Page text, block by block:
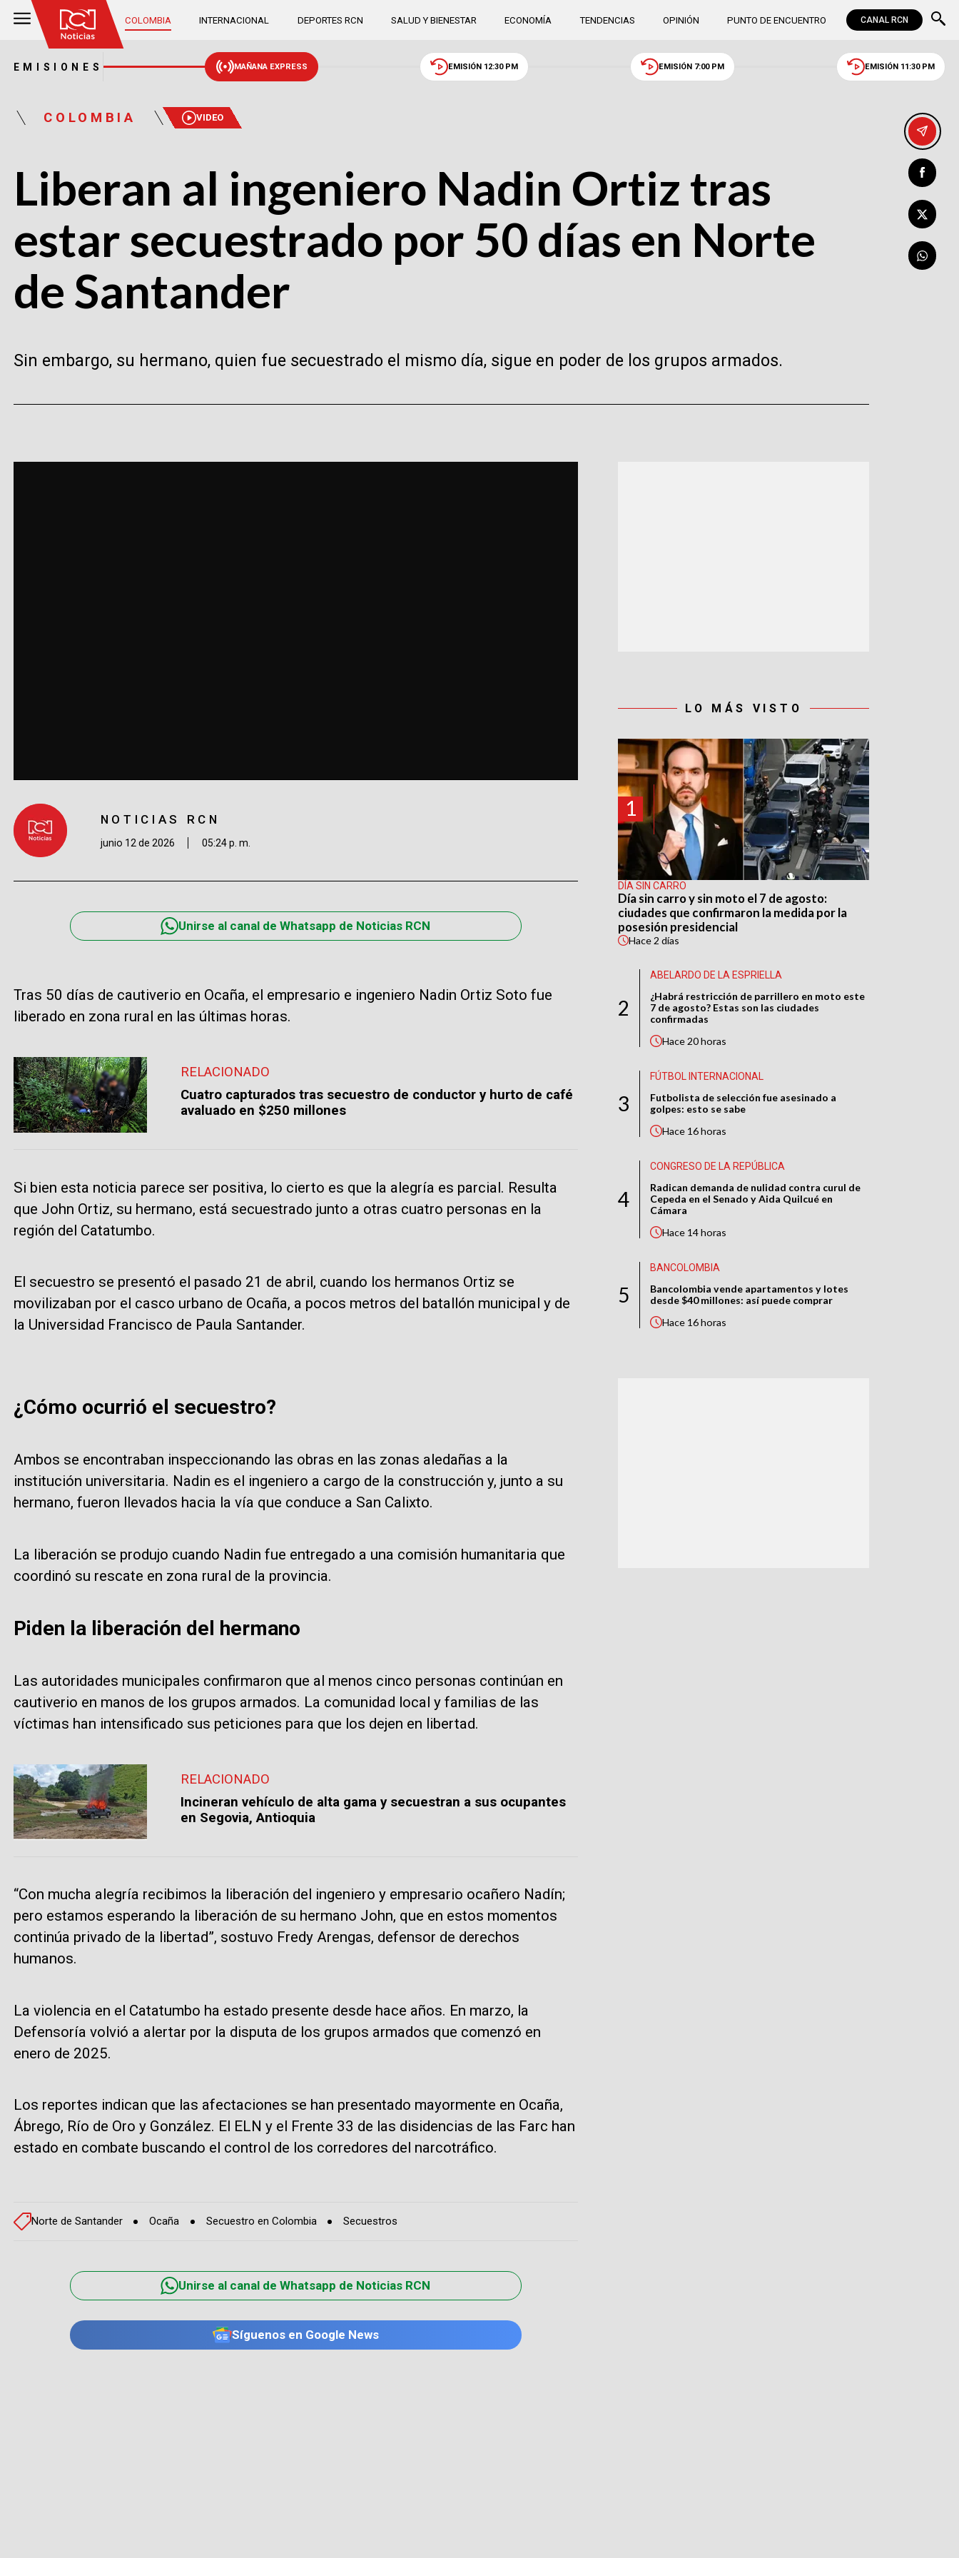
COLOMBIA INTERNACIONAL DEPORTES RCN SALUD Y BIENESTAR ECONOMÍA TENDENCIAS OPINIÓN PUNTO DE ENCUENTRO CANAL RCN
EMISIONES MAÑANA EXPRESS EMISIÓN 12:30 PM EMISIÓN 7:00 PM EMISIÓN 11:30 PM
COLOMBIA VIDEO
Liberan al ingeniero Nadin Ortiz tras
estar secuestrado por 50 días en Norte
de Santander
Sin embargo, su hermano, quien fue secuestrado el mismo día, sigue en poder de los grupos armados.
NOTICIAS RCN
junio 12 de 2026 05:24 p. m.
Unirse al canal de Whatsapp de Noticias RCN
Tras 50 días de cautiverio en Ocaña, el empresario e ingeniero Nadin Ortiz Soto fue
liberado en zona rural en las últimas horas.
RELACIONADO
Cuatro capturados tras secuestro de conductor y hurto de café
avaluado en $250 millones
Si bien esta noticia parece ser positiva, lo cierto es que la alegría es parcial. Resulta
que John Ortiz, su hermano, está secuestrado junto a otras cuatro personas en la
región del Catatumbo.
El secuestro se presentó el pasado 21 de abril, cuando los hermanos Ortiz se
movilizaban por el casco urbano de Ocaña, a pocos metros del batallón municipal y de
la Universidad Francisco de Paula Santander.
¿Cómo ocurrió el secuestro?
Ambos se encontraban inspeccionando las obras en las zonas aledañas a la
institución universitaria. Nadin es el ingeniero a cargo de la construcción y, junto a su
hermano, fueron llevados hacia la vía que conduce a San Calixto.
La liberación se produjo cuando Nadin fue entregado a una comisión humanitaria que
coordinó su rescate en zona rural de la provincia.
Piden la liberación del hermano
Las autoridades municipales confirmaron que al menos cinco personas continúan en
cautiverio en manos de los grupos armados. La comunidad local y familias de las
víctimas han intensificado sus peticiones para que los dejen en libertad.
RELACIONADO
Incineran vehículo de alta gama y secuestran a sus ocupantes
en Segovia, Antioquia
“Con mucha alegría recibimos la liberación del ingeniero y empresario ocañero Nadín;
pero estamos esperando la liberación de su hermano John, que en estos momentos
continúa privado de la libertad”, sostuvo Fredy Arengas, defensor de derechos
humanos.
La violencia en el Catatumbo ha estado presente desde hace años. En marzo, la
Defensoría volvió a alertar por la disputa de los grupos armados que comenzó en
enero de 2025.
Los reportes indican que las afectaciones se han presentado mayormente en Ocaña,
Ábrego, Río de Oro y González. El ELN y el Frente 33 de las disidencias de las Farc han
estado en combate buscando el control de los corredores del narcotráfico.
Norte de Santander Ocaña Secuestro en Colombia Secuestros
Unirse al canal de Whatsapp de Noticias RCN
Síguenos en Google News
LO MÁS VISTO
1
DÍA SIN CARRO
Día sin carro y sin moto el 7 de agosto:
ciudades que confirmaron la medida por la
posesión presidencial
Hace2 días
2
ABELARDO DE LA ESPRIELLA
¿Habrá restricción de parrillero en moto este
7 de agosto? Estas son las ciudades
confirmadas
Hace20 horas
3
FÚTBOL INTERNACIONAL
Futbolista de selección fue asesinado a
golpes: esto se sabe
Hace 16 horas
4
CONGRESO DE LA REPÚBLICA
Radican demanda de nulidad contra curul de
Cepeda en el Senado y Aida Quilcué en
Cámara
Hace 14 horas
5
BANCOLOMBIA
Bancolombia vende apartamentos y lotes
desde $40 millones: así puede comprar
Hace 16 horas